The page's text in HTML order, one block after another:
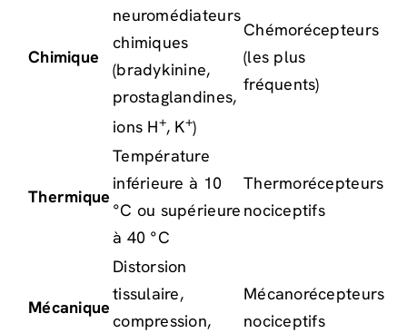
Chimique
neuromédiateurs
chimiques
(bradykinine,
prostaglandines,
ions H+, K+)
Chémorécepteurs
(les plus
fréquents)
Thermique
Température
inférieure à 10
°C ou supérieure
à 40 °C
Thermorécepteurs
nociceptifs
Mécanique
Distorsion
tissulaire,
compression,
Mécanorécepteurs
nociceptifs